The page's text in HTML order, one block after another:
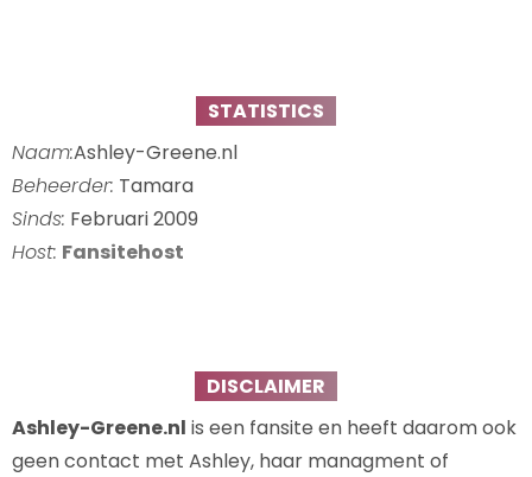
STATISTICS
Naam:Ashley-Greene.nl
Beheerder: Tamara
Sinds: Februari 2009
Host: Fansitehost
DISCLAIMER
Ashley-Greene.nl is een fansite en heeft daarom ook
geen contact met Ashley, haar managment of